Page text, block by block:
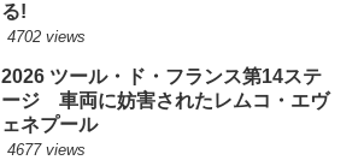
る!
4702 views
2026 ツール・ド・フランス第14ステ
ージ 車両に妨害されたレムコ・エヴ
ェネプール
4677 views